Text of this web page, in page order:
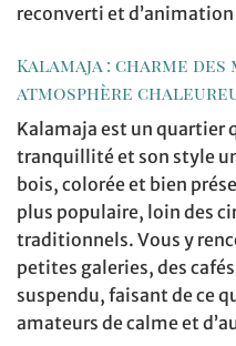
reconverti et
Kalamaja : charme
atmosphère
Kalamaja est un quartier
tranquillité et son style
bois, colorée et bien
plus populaire, loin des
traditionnels. Vous y
petites galeries, des
suspendu, faisant de ce
amateurs de calme et